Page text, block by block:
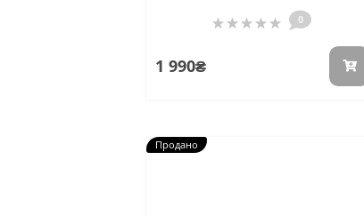
0
1 990₴
Продано